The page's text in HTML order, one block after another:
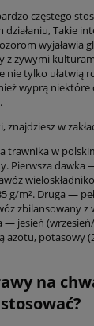
częstego
Takie
wyjaławia
z żywymi
nie tylko ułatwią
wyprą
znajdziesz w
trawnika w
Pierwsza dawka
g/m². Druga —
zbilansowany z
— jesień
azotu, potasowy
na